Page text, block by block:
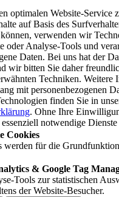
optimalen Website-Service
auf Basis des
verwenden wir
oder Analyse-Tools und
Daten. Bei uns hat der
wir bitten Sie daher
Techniken. Weitere
mit personenbezogenen
finden Sie in
. Ohne Ihre
notwendige
Cookies
werden für die
& Google Tag
Tools zur statistischen
der Website-Besucher.